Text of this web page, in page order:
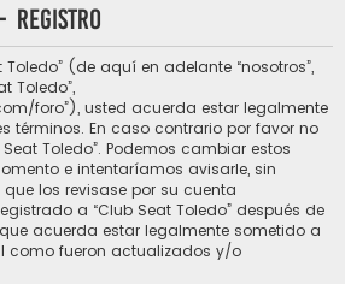
Registro
Toledo” (de aquí en adelante “nosotros”,
Toledo”,
foro”), usted acuerda estar legalmente
términos. En caso contrario por favor no
Toledo”. Podemos cambiar estos
e intentaríamos avisarle, sin
los revisase por su cuenta
a “Club Seat Toledo” después de
acuerda estar legalmente sometido a
como fueron actualizados y/o